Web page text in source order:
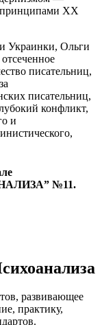
принципами ХХ
Украинки, Ольги
писательниц,
писательниц,
конфликт,
и
№11.
развивающее
практику,